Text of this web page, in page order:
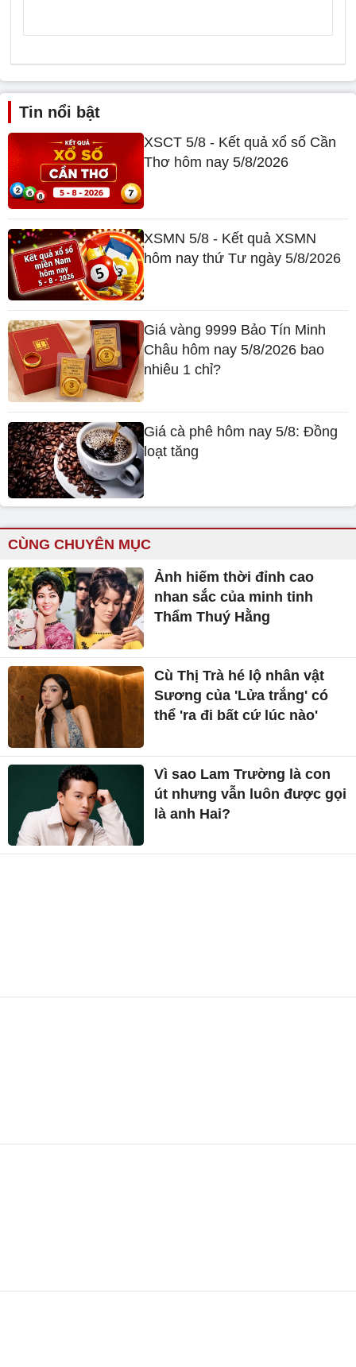
Tin nổi bật
XSCT 5/8 - Kết quả xổ số Cần
Thơ hôm nay 5/8/2026
XSMN 5/8 - Kết quả XSMN
hôm nay thứ Tư ngày 5/8/2026
Giá vàng 9999 Bảo Tín Minh
Châu hôm nay 5/8/2026 bao
nhiêu 1 chỉ?
Giá cà phê hôm nay 5/8: Đồng
loạt tăng
CÙNG CHUYÊN MỤC
Ảnh hiếm thời đỉnh cao
nhan sắc của minh tinh
Thẩm Thuý Hằng
Cù Thị Trà hé lộ nhân vật
Sương của 'Lửa trắng' có
thể 'ra đi bất cứ lúc nào'
Vì sao Lam Trường là con
út nhưng vẫn luôn được gọi
là anh Hai?